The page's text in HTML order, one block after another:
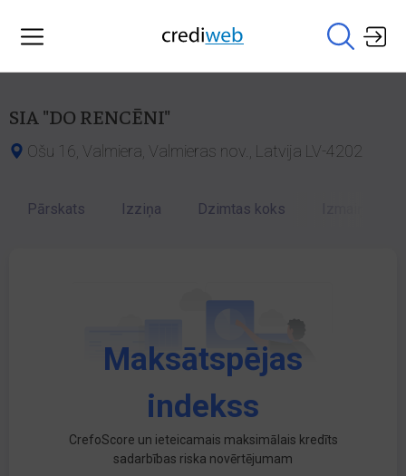
SIA "DO RENCĒNI"
Ošu 16, Valmiera, Valmieras nov., Latvija LV-4202
Pārskats Izziņa Dzimtas koks
Maksātspējas
indekss
CrefoScore un ieteicamais maksimālais kredīts
sadarbības riska novērtējumam